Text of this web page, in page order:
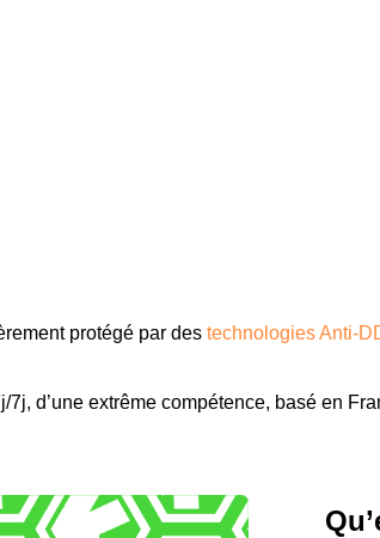
protégé par des technologies Anti-
d’une extrême compétence, basé en